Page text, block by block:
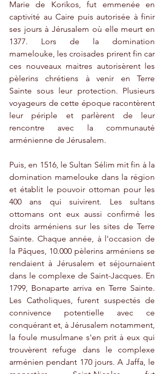
Marie de Korikos, fut emmenée en
captivité au Caire puis autorisée à finir
ses jours à Jérusalem où elle meurt en
1377. Lors de la domination
mamelouke, les croisades prirent fin car
ces nouveaux maitres autorisèrent les
pèlerins chrétiens à venir en Terre
Sainte sous leur protection. Plusieurs
voyageurs de cette époque racontèrent
leur périple et parlèrent de leur
rencontre avec la communauté
arménienne de Jérusalem.
Puis, en 1516, le Sultan Sélim mit fin à la
domination mamelouke dans la région
et établit le pouvoir ottoman pour les
400 ans qui suivirent. Les sultans
ottomans ont eux aussi confirmé les
droits arméniens sur les sites de Terre
Sainte. Chaque année, à l'occasion de
la Pâques, 10.000 pèlerins arméniens se
rendaient à Jérusalem et séjournaient
dans le complexe de Saint-Jacques. En
1799, Bonaparte arriva en Terre Sainte.
Les Catholiques, furent suspectés de
connivence potentielle avec ce
conquérant et, à Jérusalem notamment,
la foule musulmane s'en prit à eux qui
trouvèrent refuge dans le complexe
arménien pendant 170 jours. A Jaffa, le